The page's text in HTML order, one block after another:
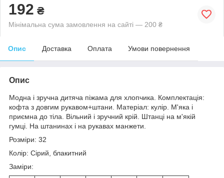
192 ₴
Мінімальна сума замовлення на сайті — 200 ₴
Опис Доставка Оплата Умови повернення
Опис
Модна і зручна дитяча піжама для хлопчика. Комплектація:
кофта з довгим рукавом+штани. Матеріал: кулір. М'яка і
приємна до тіла. Вільний і зручний крій. Штанці на м'якій
гумці. На штанинах і на рукавах манжети.
Розміри: 32
Колір: Сірий, блакитний
Заміри: